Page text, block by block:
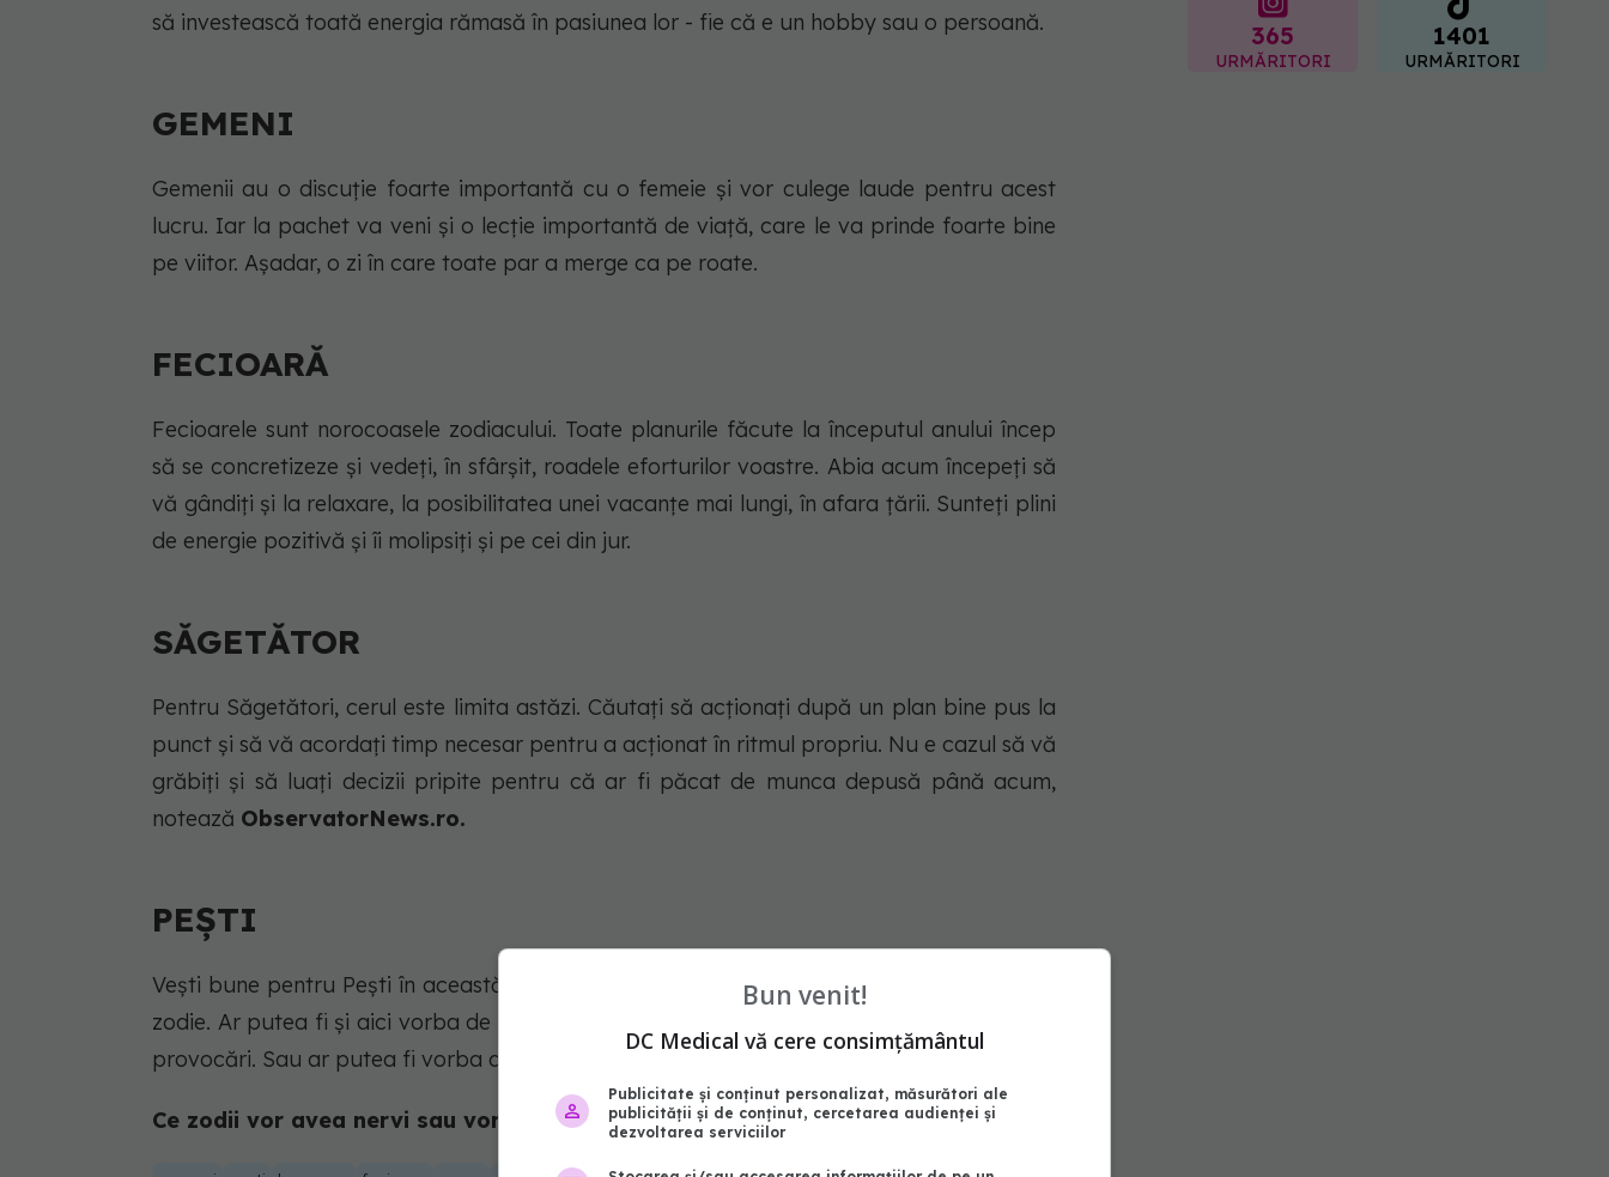
să investească toată energia rămasă în pasiunea lor - fie că e un hobby sau o persoană.
GEMENI
Gemenii au o discuție foarte importantă cu o femeie și vor culege laude pentru acest
lucru. Iar la pachet va veni și o lecție importantă de viață, care le va prinde foarte bine
pe viitor. Așadar, o zi în care toate par a merge ca pe roate.
FECIOARĂ
Fecioarele sunt norocoasele zodiacului. Toate planurile făcute la începutul anului încep
să se concretizeze și vedeți, în sfârșit, roadele eforturilor voastre. Abia acum începeți să
vă gândiți și la relaxare, la posibilitatea unei vacanțe mai lungi, în afara țării. Sunteți plini
de energie pozitivă și îi molipsiți și pe cei din jur.
SĂGETĂTOR
Pentru Săgetători, cerul este limita astăzi. Căutați să acționați după un plan bine pus la
punct și să vă acordați timp necesar pentru a acționat în ritmul propriu. Nu e cazul să vă
grăbiți și să luați decizii pripite pentru că ar fi păcat de munca depusă până acum,
notează ObservatorNews.ro.
PEȘTI
Vești bune pentru Pești în această zi. Începe o nouă aventură pentru nativii din această
zodie. Ar putea fi și aici vorba de un drum, către o vacanță sau către o destinație cu noi
provocări. Sau ar putea fi vorba despre un job nou, un job care să le reenergizeze viața.
Ce zodii vor avea nervi sau vor avea ghinion, aflați AICI.
365
URMĂRITORI
1401
URMĂRITORI
Bun venit!
DC Medical vă cere consimțământul
Publicitate și conținut personalizat, măsurători ale
publicității și de conținut, cercetarea audienței și
dezvoltarea serviciilor